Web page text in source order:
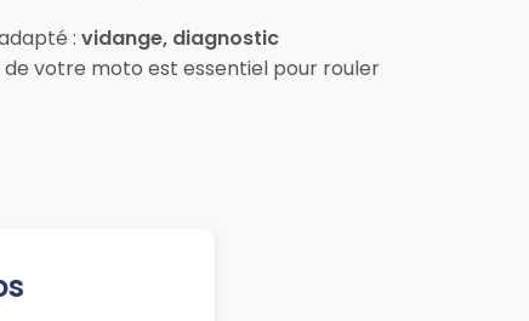
: vidange, diagnostic
de votre moto est essentiel pour rouler